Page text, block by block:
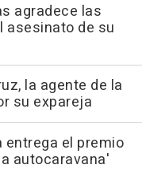
agradece las
asesinato de su
la agente de la
su expareja
entrega el premio
autocaravana'